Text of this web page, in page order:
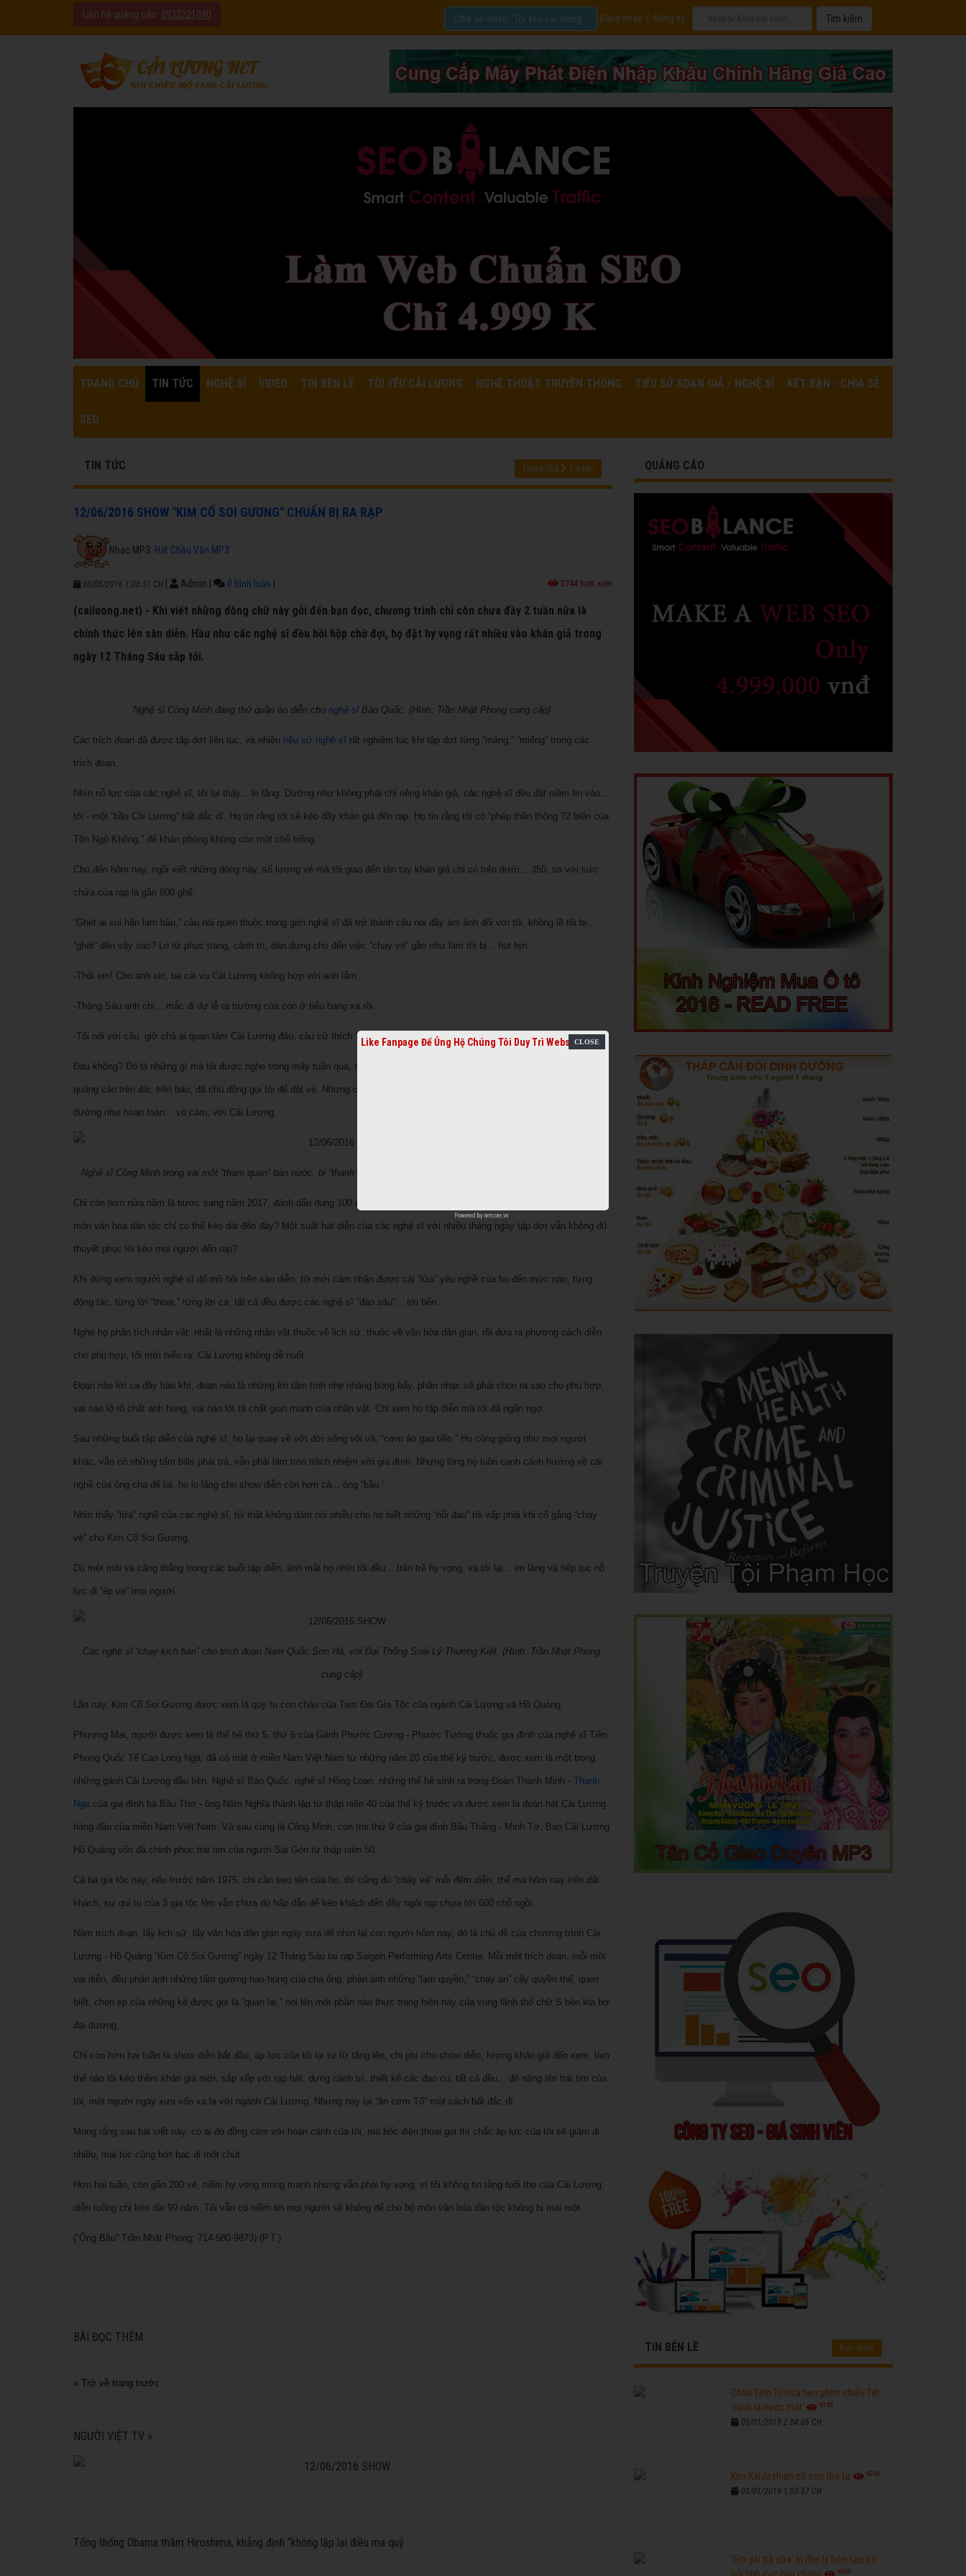
Liên hệ quảng cáo: 0932221090 Đăng nhập Đăng ký
Chia sẻ video "Tôi yêu cải lương".
TRANG CHỦ TIN TỨC NGHỆ SĨ VIDEO TIN BÊN LỀ TÔI YÊU CẢI LƯƠNG NGHỆ THUẬT TRUYỀN THỐNG TIỂU SỬ SOẠN GIẢ - NGHỆ SĨ KẾT BẠN - CHIA SẺ
SEO
TIN TỨC Trang chủ Tin tức
12/06/2016 SHOW "KIM CỔ SOI GƯƠNG" CHUẨN BỊ RA RẠP
Nhạc MP3: Hát Chầu Văn MP3
30/05/2016 1:00:51 CH Admin 0 bình luận 2744 lượt xem
(cailuong.net) - Khi viết những dòng chữ này gởi đến bạn đọc, chương trình chỉ còn chưa đầy 2 tuần nữa là
chính thức lên sàn diễn. Hầu như các nghệ sĩ đều hồi hộp chờ đợi, họ đặt hy vọng rất nhiều vào khán giả trong
ngày 12 Tháng Sáu sắp tới.
Nghệ sĩ Công Minh đang thử quần áo diễn cho nghệ sĩBảo Quốc. (Hình: Trần Nhật Phong cung cấp)
Các trích đoạn đã được tập dợt liên tục, và nhiều tiểu sử nghệ sĩ rất nghiêm túc khi tập dợt từng “mảng,” “miếng” trong các
trích đoạn.
Nhìn nỗ lực của các nghệ sĩ, tôi lại thấy... lo lắng. Dường như không phải chỉ riêng khán giả, các nghệ sĩ đều đặt niềm tin vào...
tôi - một “bầu Cải Lương” bất đắc dĩ. Họ tin rằng tôi sẽ kéo đầy khán giả đến rạp. Họ tin rằng tôi có “phép thần thông 72 biến của
Tôn Ngộ Không,” để khán phòng không còn một chỗ trống.
Cho đến hôm nay, ngồi viết những dòng này, số lượng vé mà tôi giao đến tận tay khán giả chỉ có trên dưới... 350, so với sức
chứa của rạp là gần 600 ghế.
“Ghét ai xúi hắn làm bầu,” câu nói quen thuộc trong giới nghệ sĩ đã trở thành câu nói đầy ám ảnh đối với tôi, không lẽ tôi bị...
“ghét” đến vậy sao? Lo từ phục trang, cảnh trí, dàn dựng cho đến việc “chạy vé” gần như làm tôi bị... hụt hơi.
-Thôi em! Cho anh xin, ba cái vụ Cải Lương không hợp với anh lắm.
-Tháng Sáu anh chị... mắc đi dự lễ ra trường của con ở tiểu bang xa rồi.
-Tôi nói với cậu, giờ chả ai quan tâm Cải Lương đâu, cậu cứ thích “chèo ngược dòng.”
Đau không? Đó là những gì mà tôi được nghe trong mấy tuần qua, mặc dù vẫn có những khán giả rất dễ thương, khi nghe, xem
quảng cáo trên đài, trên báo, đã chủ động gọi tôi để đặt vé. Nhưng các bạn bè, những người thích sinh hoạt trong cộng đồng thì
dường như hoàn toàn... vô cảm, với Cải Lương.
Nghệ sĩ Công Minh trong vai một “tham quan” bán nước, bị “thanh quan” Bảo Quốc xét xử. (Hình: Trần Nhật Phong cung cấp)
Chỉ còn hơn nửa năm là bước sang năm 2017, đánh dấu đúng 100 năm
môn văn hóa dân tộc chỉ có thể kéo dài đến đây? Một suất hát diễn của các nghệ sĩ với nhiều tháng ngày tập dợt vẫn không đủ
thuyết phục lôi kéo mọi người đến rạp?
Khi đứng xem người nghệ sĩ đổ mồ hôi trên sàn diễn, tôi mới cảm nhận được cái “lửa” yêu nghề của họ đến mức nào, từng
động tác, từng lời “thoại,” từng lời ca, tất cả đều được các nghệ sĩ “đào sâu”... tới bến.
Nghe họ phân tích nhân vật, nhất là những nhân vật thuộc về lịch sử, thuộc về văn hóa dân gian, rồi đưa ra phương cách diễn
cho phù hợp, tôi mới hiểu ra: Cải Lương không dễ nuốt.
Đoạn nào lời ca đầy hào khí, đoạn nào là những lời tâm tình nhẹ nhàng bóng bẩy, phần nhạc sẽ phải chọn ra sao cho phù hợp,
vai nào lộ rõ chất anh hùng, vai nào lột tả chất gian manh của nhân vật. Chỉ xem họ tập diễn mà tôi đã ngẩn ngơ.
Sau những buổi tập diễn của nghệ sĩ, họ lại quay về với đời sống vội vã, “cơm áo gạo tiền.” Họ cũng giống như mọi người
khác, vẫn có những tấm bills phải trả, vẫn phải làm tròn trách nhiệm với gia đình. Nhưng lòng họ luôn canh cánh hướng về cái
nghề của ông cha để lại, họ lo lắng cho show diễn còn hơn cả... ông “bầu.”
Nhìn thấy “lửa” nghề của các nghệ sĩ, tôi thật không dám nói nhiều cho họ biết những “nỗi đau” tôi vấp phải khi cố gắng “chạy
vé” cho Kim Cổ Soi Gương.
Dù mệt mỏi và căng thẳng trong các buổi tập diễn, ánh mắt họ nhìn tôi đều... tràn trề hy vọng, và tôi lại... im lặng và tiếp tục nỗ
lực đi “ép vé” mọi người.
Các nghệ sĩ “chạy kịch bản” cho trích đoạn Nam Quốc Sơn Hà, với Đại Thống Soái Lý Thường Kiệt. (Hình: Trần Nhật Phong
cung cấp)
Lần này, Kim Cổ Soi Gương được xem là quy tụ con cháu của Tam Đại Gia Tộc của ngành Cải Lương và Hồ Quảng.
Phượng Mai, người được xem là thế hệ thứ 5, thứ 6 của Gánh Phước Cương - Phước Tường thuộc gia đình của nghệ sĩ Tiền
Phong Quốc Tế Cao Long Ngà, đã có mặt ở miền Nam Việt Nam từ những năm 20 của thế kỷ trước, được xem là một trong
những gánh Cải Lương đầu tiên. Nghệ sĩ Bảo Quốc, nghệ sĩ Hồng Loan, những thế hệ sinh ra trong Đoàn Thanh Minh - Thanh
Nga của gia đình bà Bầu Thơ - ông Năm Nghĩa thành lập từ thập niên 40 của thế kỷ trước và được xem là đoàn hát Cải Lương
hàng đầu của miền Nam Việt Nam. Và sau cùng là Công Minh, con trai thứ 9 của gia đình Bầu Thắng - Minh Tơ, Ban Cải Lương
Hồ Quảng vốn đã chinh phục trái tim của người Sài Gòn từ thập niên 50.
Cả ba gia tộc này, nếu trước năm 1975, chỉ cần treo tên của họ, thì cũng đủ “cháy vé” mỗi đêm diễn, thế mà hôm nay trên đất
khách, sự qui tụ của 3 gia tộc lớn vẫn chưa đủ hấp dẫn để kéo khách đến đầy ngôi rạp chưa tới 600 chỗ ngồi.
Năm trích đoạn, lấy lịch sử, lấy văn hóa dân gian ngày xưa để nhìn lại con người hôm nay, đó là chủ đề của chương trình Cải
Lương - Hồ Quảng “Kim Cổ Soi Gương” ngày 12 Tháng Sáu tại rạp Saigon Performing Arts Center. Mỗi một trích đoạn, mỗi một
vai diễn, đều phản ánh những tấm gương hào hùng của cha ông, phản ảnh những “lạm quyền,” “chạy án” cậy quyền thế, quen
biết, chèn ép của những kẻ được gọi là “quan lại,” nói lên một phần nào thực trạng hiện này của vùng lãnh thổ chữ S bên kia bờ
đại dương.
Chỉ còn hơn hai tuần là show diễn bắt đầu, áp lực của tôi lại từ từ tăng lên, chi phí cho show diễn, lượng khán giả đến xem, làm
thế nào lôi kéo thêm khán giả mới, sắp xếp với rạp hát, dựng cảnh trí, thiết kế các đạo cụ, tất cả đều... đè nặng lên trái tim của
tôi, một người ngày xưa vốn xa lạ với ngành Cải Lương. Nhưng nay lại “ăn cơm Tổ” một cách bất đắc dĩ.
Mong rằng sau bài viết này, có ai đó đồng cảm với hoàn cảnh của tôi, mà bốc điện thoại gọi thì chắc áp lực của tôi sẽ giảm đi
nhiều, mái tóc cũng bớt bạc đi một chút.
Hơn hai tuần, còn gần 200 vé, niềm hy vọng mong manh nhưng vẫn phải hy vọng, vì tôi không tin rằng tuổi thọ của Cải Lương
diễn tuồng chỉ kéo dài 99 năm. Tôi vẫn có niềm tin mọi người sẽ không để cho bộ môn văn hóa dân tộc không bị mai một.
(“Ông Bầu” Trần Nhật Phong: 714-580-9873) (P.T.)
BÀI ĐỌC THÊM
« Trở về trang trước
NGƯỜI VIỆT TV »
Tổng thống Obama thăm Hiroshima, khẳng định “không lập lại điều ma quỷ
QUẢNG CÁO
TIN BÊN LỀ Đọc thêm
Châu Tinh Trì hứa hẹn phim chiếu Tết
'cười ra nước mắt'
6765
03/01/2019 2:04:06 CH
Kim Kardashian có con thứ tư 6265
03/01/2019 1:03:37 CH
'Em gái trà sữa' bị đồn ly hôn sau bê
6585
Like Fanpage Để Ủng Hộ Chúng Tôi Duy Trì Website
Powered by netcore.vn